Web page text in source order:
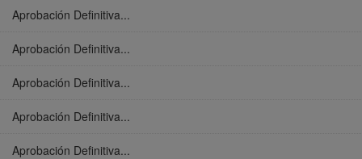
Aprobación Definitiva...
Aprobación Definitiva...
Aprobación Definitiva...
Aprobación Definitiva...
Aprobación Definitiva...